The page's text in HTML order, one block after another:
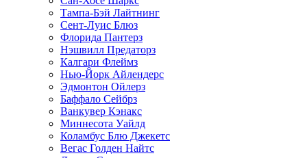
Тампа-Бэй Лайтнинг
Сент-Луис Блюз
Флорида Пантерз
Нэшвилл Предаторз
Калгари Флеймз
Нью-Йорк Айлендерс
Эдмонтон Ойлерз
Баффало Сейбрз
Ванкувер Кэнакс
Миннесота Уайлд
Коламбус Блю Джекетс
Вегас Голден Найтс